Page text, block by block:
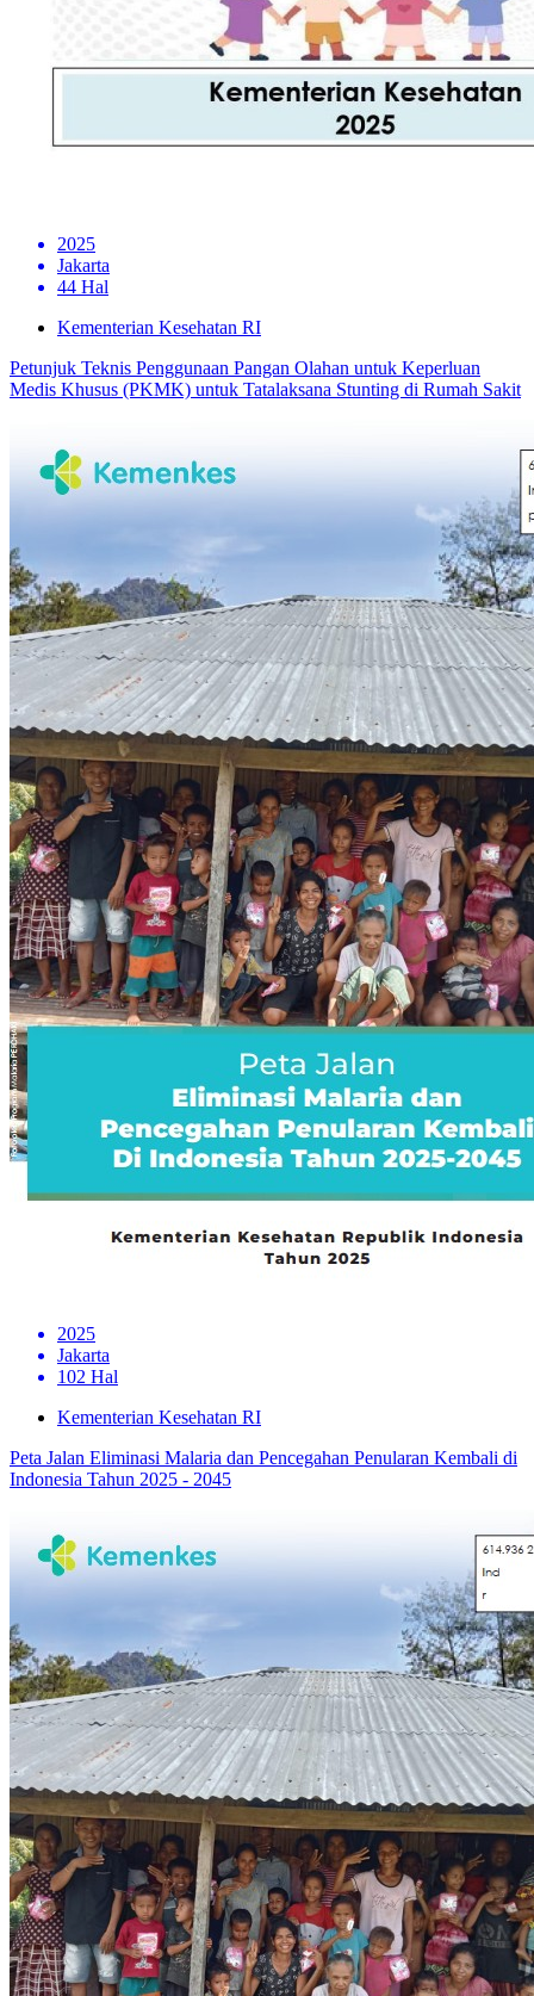
2025
Jakarta
44 Hal
Kementerian Kesehatan RI
Petunjuk Teknis Penggunaan Pangan Olahan untuk Keperluan
Medis Khusus (PKMK) untuk Tatalaksana Stunting di Rumah Sakit
2025
Jakarta
102 Hal
Kementerian Kesehatan RI
Peta Jalan Eliminasi Malaria dan Pencegahan Penularan Kembali di
Indonesia Tahun 2025 - 2045